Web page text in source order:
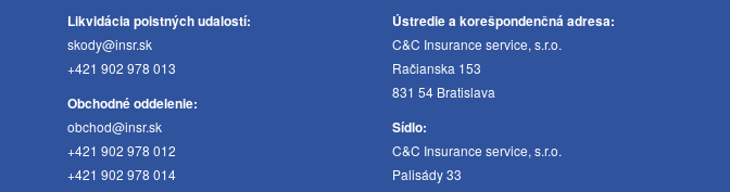
Likvidácia poistných udalostí:
skody@insr.sk
+421 902 978 013
Obchodné oddelenie:
obchod@insr.sk
+421 902 978 012
+421 902 978 014
Ústredie a korešpondenčná adresa:
C&C Insurance service, s.r.o.
Račianska 153
831 54 Bratislava
Sídlo:
C&C Insurance service, s.r.o.
Palisády 33